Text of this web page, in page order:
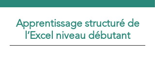
Apprentissage structuré de
l’Excel niveau débutant